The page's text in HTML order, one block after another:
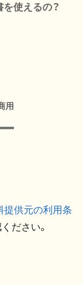
使えるの？
用
提供元の利用条
ださい。